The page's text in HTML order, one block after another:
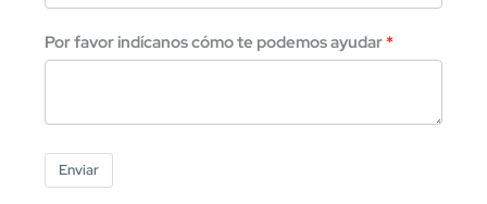
Por favor indícanos cómo te podemos ayudar
Enviar